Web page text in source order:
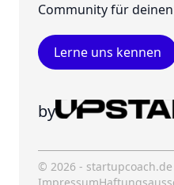
Community für
Lerne uns kennen
by
© 2026 - startupcoach.de